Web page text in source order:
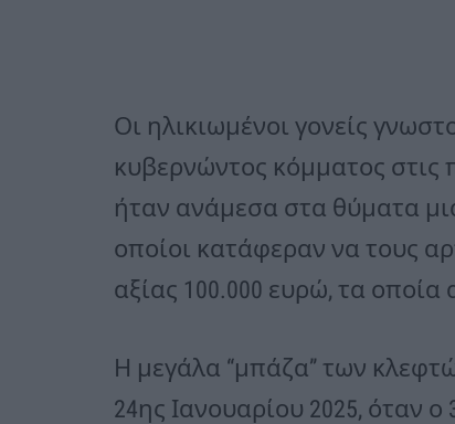
Οι ηλικιωμένοι γονείς
κυβερνώντος κόμματος στις
ήταν ανάμεσα στα θύματα
οποίοι κατάφεραν να τους
αξίας 100.000 ευρώ, τα οποία
Η μεγάλα “μπάζα” των
24ης Ιανουαρίου 2025, όταν